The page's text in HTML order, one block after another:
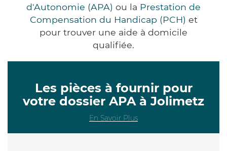
d'Autonomie (APA) ou la Prestation de
Compensation du Handicap (PCH) et
pour trouver une aide à domicile
qualifiée.
Les pièces à fournir pour
votre dossier APA à Jolimetz
En Savoir Plus